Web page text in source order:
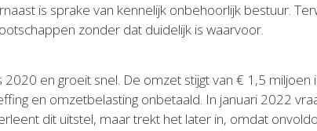
is sprake van kennelijk onbehoorlijk bestuur.
zonder dat duidelijk is waarvoor.
en groeit snel. De omzet stijgt van € 1,5
en omzetbelasting onbetaald. In januari 2022
dit uitstel, maar trekt het later in, omdat